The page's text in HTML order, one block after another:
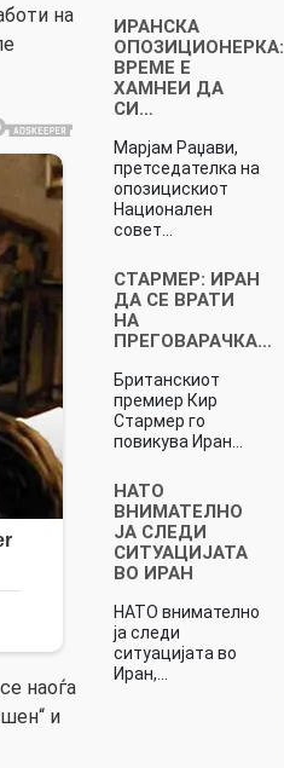
на
наоѓа
и
ИРАНСКА
ОПОЗИЦИОНЕРКА:
ВРЕМЕ Е
ХАМНЕИ ДА
СИ…
Марјам Раџави,
претседателка на
опозицискиот
Национален
совет…
СТАРМЕР: ИРАН
ДА СЕ ВРАТИ
НА
ПРЕГОВАРАЧКА…
Британскиот
премиер Кир
Стармер го
повикува Иран…
НАТО
ВНИМАТЕЛНО
ЈА СЛЕДИ
СИТУАЦИЈАТА
ВО ИРАН
НАТО внимателно
ја следи
ситуацијата во
Иран,…